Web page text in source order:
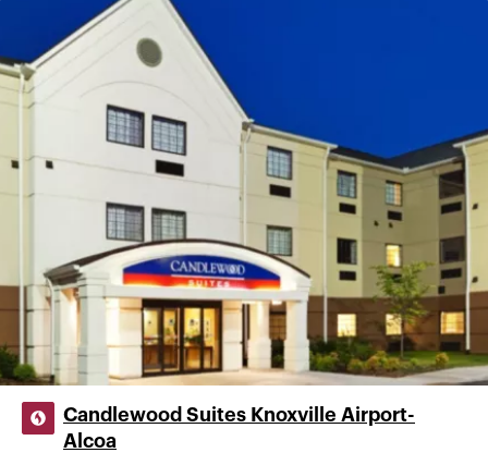
Candlewood Suites Knoxville Airport-
Alcoa